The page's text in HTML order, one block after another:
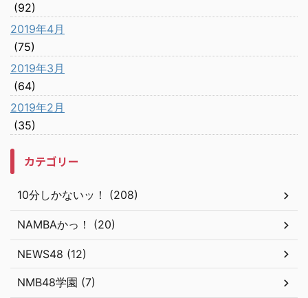
(92)
2019年4月
(75)
2019年3月
(64)
2019年2月
(35)
カテゴリー
10分しかないッ！ (208)
NAMBAかっ！ (20)
NEWS48 (12)
NMB48学園 (7)